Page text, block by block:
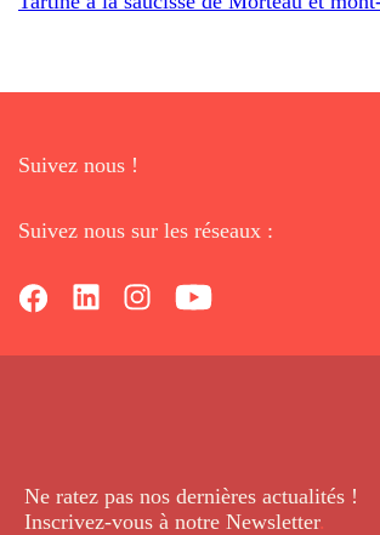
Suivez nous !
Suivez nous sur les réseaux :
Ne ratez pas nos dernières actualités !
Inscrivez-vous à notre Newsletter.